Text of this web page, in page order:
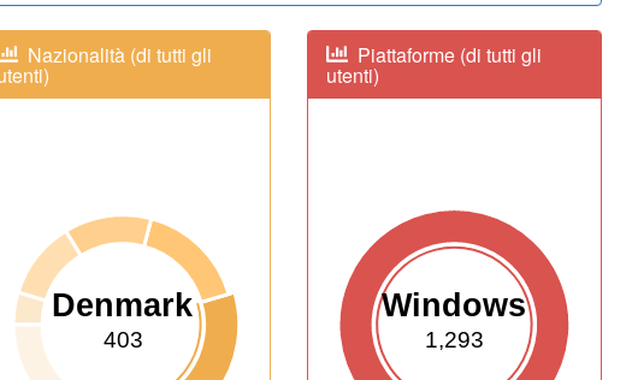
Nazionalità (di tutti gli
Denmark
403
Piattaforme (di tutti gli
utenti)
Windows
1,293